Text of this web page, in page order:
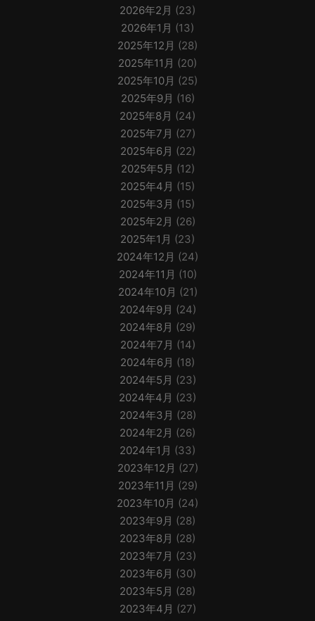
2026年2月 (23)
2026年1月 (13)
2025年12月 (28)
2025年11月 (20)
2025年10月 (25)
2025年9月 (16)
2025年8月 (24)
2025年7月 (27)
2025年6月 (22)
2025年5月 (12)
2025年4月 (15)
2025年3月 (15)
2025年2月 (26)
2025年1月 (23)
2024年12月 (24)
2024年11月 (10)
2024年10月 (21)
2024年9月 (24)
2024年8月 (29)
2024年7月 (14)
2024年6月 (18)
2024年5月 (23)
2024年4月 (23)
2024年3月 (28)
2024年2月 (26)
2024年1月 (33)
2023年12月 (27)
2023年11月 (29)
2023年10月 (24)
2023年9月 (28)
2023年8月 (28)
2023年7月 (23)
2023年6月 (30)
2023年5月 (28)
2023年4月 (27)